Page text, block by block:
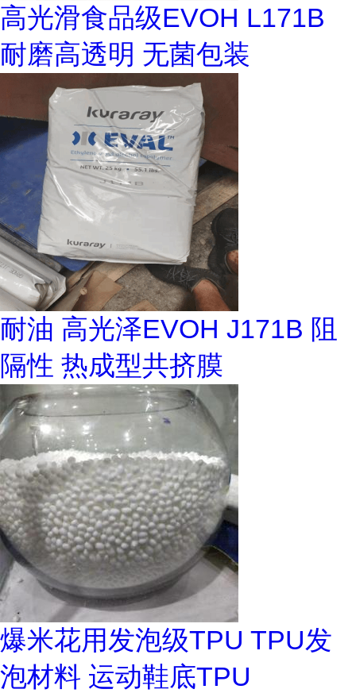
高光滑食品级EVOH L171B
耐磨高透明 无菌包装
耐油 高光泽EVOH J171B 阻
隔性 热成型共挤膜
爆米花用发泡级TPU TPU发
泡材料 运动鞋底TPU